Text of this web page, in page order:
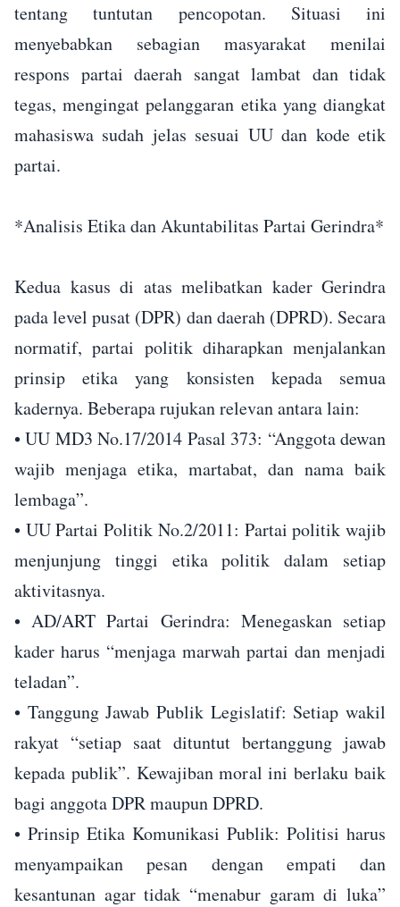
tentang tuntutan pencopotan. Situasi ini
menyebabkan sebagian masyarakat menilai
respons partai daerah sangat lambat dan tidak
tegas, mengingat pelanggaran etika yang diangkat
mahasiswa sudah jelas sesuai UU dan kode etik
partai.
*Analisis Etika dan Akuntabilitas Partai Gerindra*
Kedua kasus di atas melibatkan kader Gerindra
pada level pusat (DPR) dan daerah (DPRD). Secara
normatif, partai politik diharapkan menjalankan
prinsip etika yang konsisten kepada semua
kadernya. Beberapa rujukan relevan antara lain:
• UU MD3 No.17/2014 Pasal 373: “Anggota dewan
wajib menjaga etika, martabat, dan nama baik
lembaga”.
• ⁠UU Partai Politik No.2/2011: Partai politik wajib
menjunjung tinggi etika politik dalam setiap
aktivitasnya.
• ⁠AD/ART Partai Gerindra: Menegaskan setiap
kader harus “menjaga marwah partai dan menjadi
teladan”.
• ⁠Tanggung Jawab Publik Legislatif: Setiap wakil
rakyat “setiap saat dituntut bertanggung jawab
kepada publik”. Kewajiban moral ini berlaku baik
bagi anggota DPR maupun DPRD.
• ⁠Prinsip Etika Komunikasi Publik: Politisi harus
menyampaikan pesan dengan empati dan
kesantunan agar tidak “menabur garam di luka”